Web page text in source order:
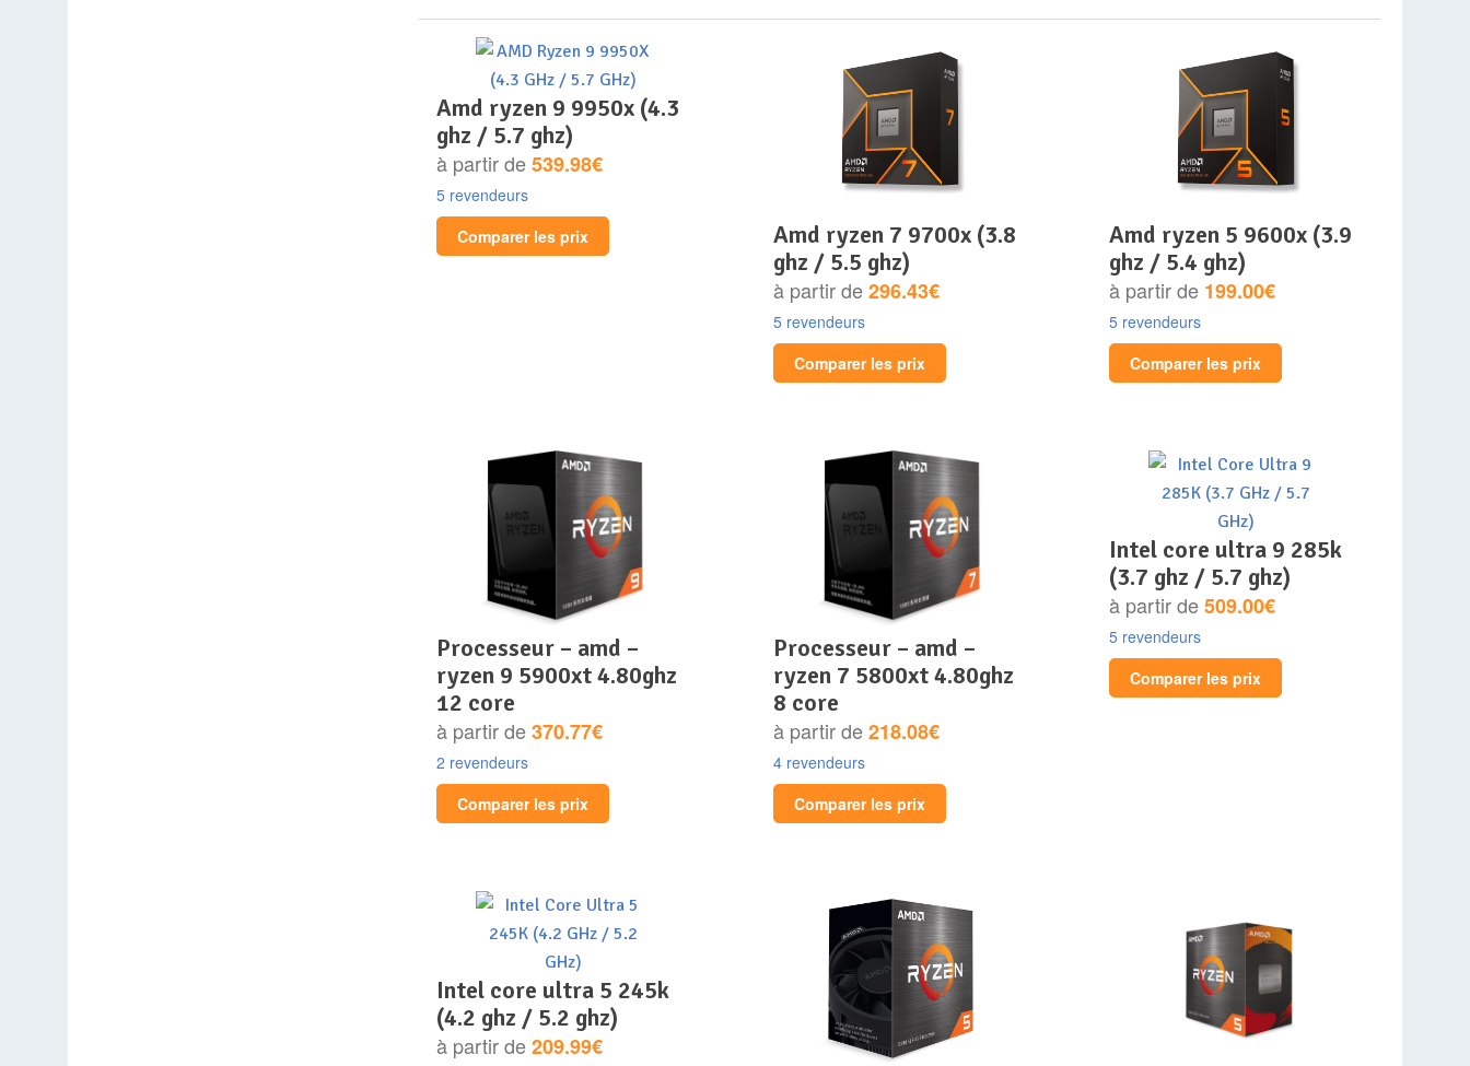
amd ryzen 9 9950x (4.3
ghz / 5.7 ghz)
à partir de539.98€
5 revendeurs
Comparer les prix
amd ryzen 7 9700x (3.8
ghz / 5.5 ghz)
à partir de296.43€
5 revendeurs
Comparer les prix
amd ryzen 5 9600x (3.9
ghz / 5.4 ghz)
à partir de 199.00€
5 revendeurs
Comparer les prix
processeur – amd –
ryzen 9 5900xt 4.80ghz
12 core
à partir de370.77€
2 revendeurs
Comparer les prix
processeur – amd –
ryzen 7 5800xt 4.80ghz
8 core
à partir de218.08€
4 revendeurs
Comparer les prix
intel core ultra 9 285k
(3.7 ghz / 5.7 ghz)
à partir de509.00€
5 revendeurs
Comparer les prix
intel core ultra 5 245k
(4.2 ghz / 5.2 ghz)
à partir de209.99€